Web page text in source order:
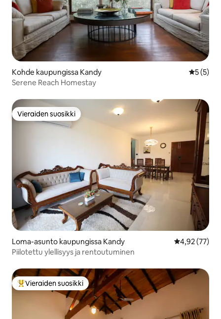
Kohde kaupungissa Kandy
5 (5)
Serene Reach Homestay
Vieraiden suosikki
Vieraiden suosikki
Loma-asunto kaupungissa Kandy
4,92 (77)
Piilotettu ylellisyys ja rentoutuminen
Vieraiden suosikkien parhaimmistoa
Vieraiden suosikki